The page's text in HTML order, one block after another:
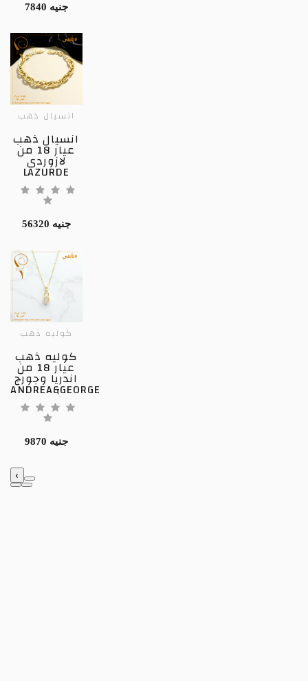
7840 جنيه
انسيال ذهب
انسيال ذهب
عيار 18 من
لازوردى
LAZURDE
56320 جنيه
كوليه ذهب
كوليه ذهب
عيار 18 من
اندريا وجورج
ANDREA&GEORGE
9870 جنيه
‹